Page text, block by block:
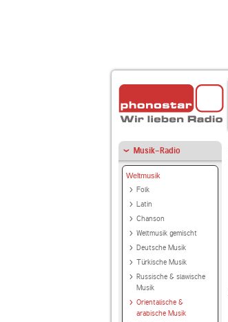
Musik-Radio
Weltmusik
Folk
Latin
Chanson
Weltmusik gemischt
Deutsche Musik
Türkische Musik
Russische & slawische
Musik
Orientalische &
arabische Musik